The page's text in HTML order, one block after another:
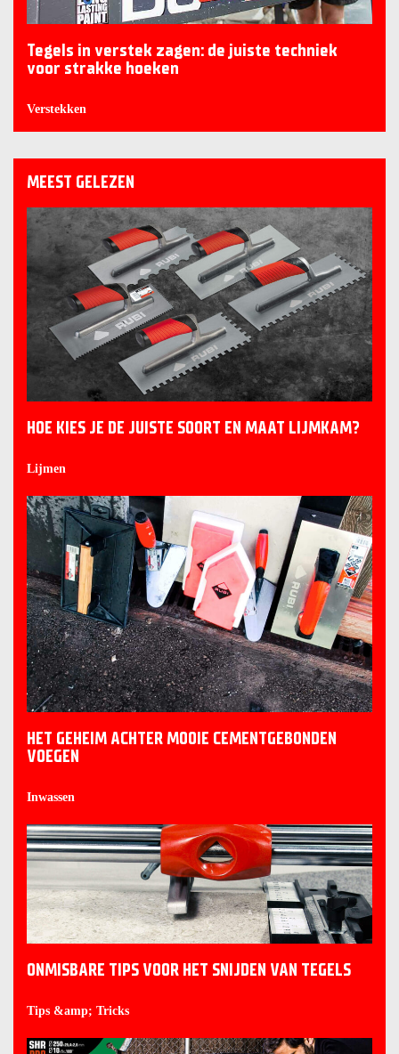
Tegels in verstek zagen: de juiste techniek
voor strakke hoeken
Verstekken
MEEST GELEZEN
HOE KIES JE DE JUISTE SOORT EN MAAT LIJMKAM?
Lijmen
HET GEHEIM ACHTER MOOIE CEMENTGEBONDEN
VOEGEN
Inwassen
ONMISBARE TIPS VOOR HET SNIJDEN VAN TEGELS
Tips &amp; Tricks